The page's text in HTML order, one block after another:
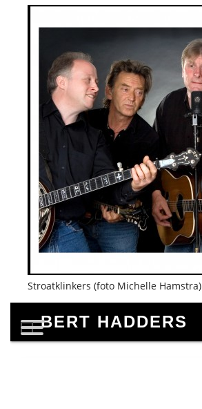
Stroatklinkers (foto Michelle Hamstra)